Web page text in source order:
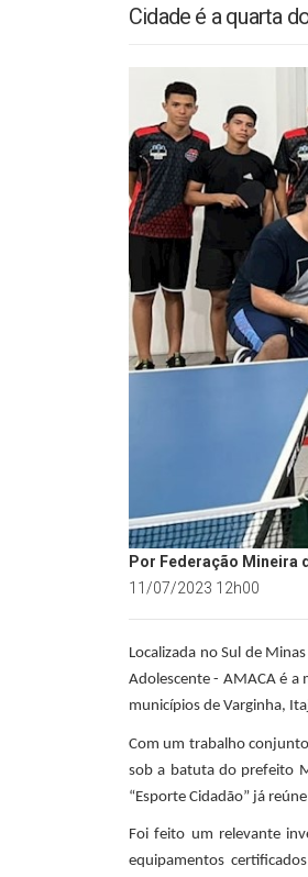
Cidade é a quarta
Por Federação Mineira
11/07/2023 12h00
Localizada no Sul de
Adolescente - AMACA é a
municípios de Varginha,
Com um trabalho
sob a batuta do prefeito
“Esporte Cidadão” já
Foi feito um relevante
equipamentos